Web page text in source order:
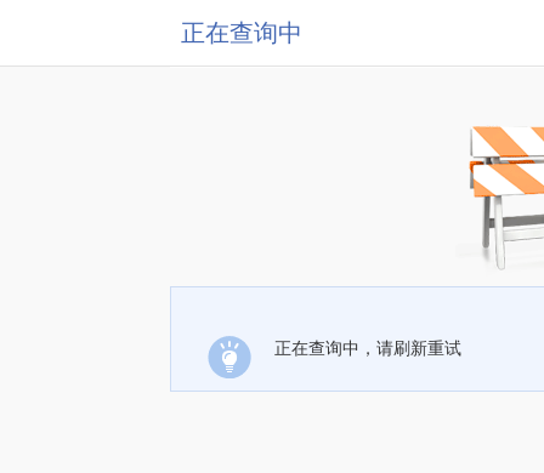
正在查询中
正在查询中，请刷新重试